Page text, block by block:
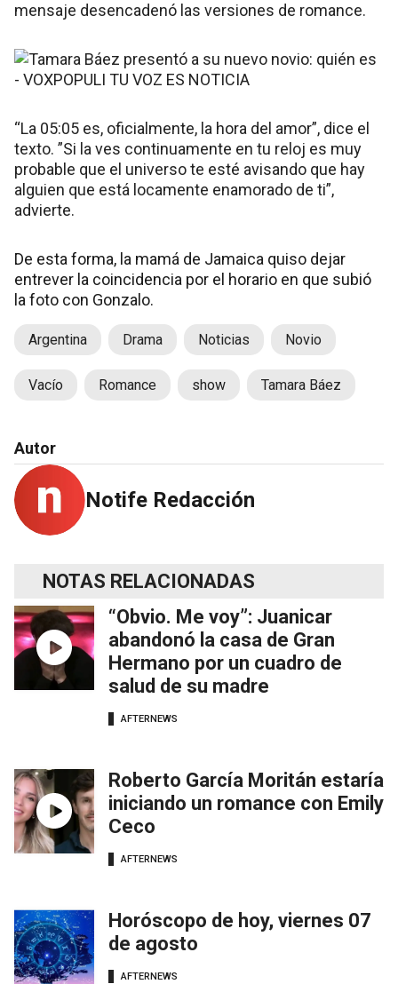
mensaje desencadenó las versiones de romance.
“La 05:05 es, oficialmente, la hora del amor”, dice el
texto. ”Si la ves continuamente en tu reloj es muy
probable que el universo te esté avisando que hay
alguien que está locamente enamorado de ti”,
advierte.
De esta forma, la mamá de Jamaica quiso dejar
entrever la coincidencia por el horario en que subió
la foto con Gonzalo.
Argentina Drama Noticias Novio
Vacío Romance show Tamara Báez
Autor
Notife Redacción
NOTAS RELACIONADAS
“Obvio. Me voy”: Juanicar
abandonó la casa de Gran
Hermano por un cuadro de
salud de su madre
AFTERNEWS
Roberto García Moritán estaría
iniciando un romance con Emily
Ceco
AFTERNEWS
Horóscopo de hoy, viernes 07
de agosto
AFTERNEWS